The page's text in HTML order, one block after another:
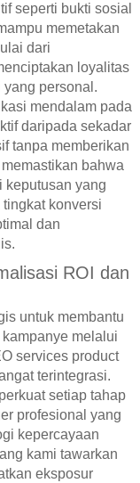
seperti bukti sosial
memetakan
dari
loyalitas
personal.
mendalam pada
daripada sekadar
tanpa memberikan
bahwa
keputusan yang
konversi
dan
ROI dan
untuk membantu
melalui
services product
terintegrasi.
setiap tahap
profesional yang
kepercayaan
kami tawarkan
eksposur